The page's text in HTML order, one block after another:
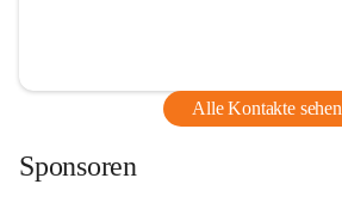
Alle Kontakte sehen
Sponsoren